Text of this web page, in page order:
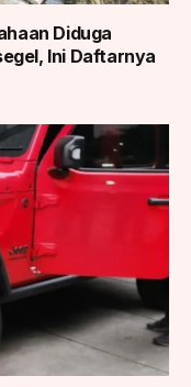
Diduga
Ini Daftarnya